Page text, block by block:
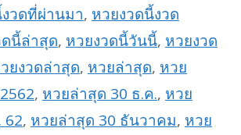
วดที่ผ่านมา, หวยงวดนี้งวด
นี้ล่าสุด, หวยงวดนี้วันนี้, หวยงวด
ยงวดล่าสุด, หวยล่าสุด, หวย
, หวยล่าสุด 30 ธ.ค., หวย
62, หวยล่าสุด 30 ธันวาคม, หวย